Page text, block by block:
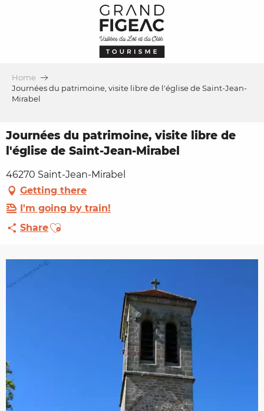
Home
Journées du patrimoine, visite libre de l'église de Saint-Jean-
Mirabel
Journées du patrimoine, visite libre de
l'église de Saint-Jean-Mirabel
46270 Saint-Jean-Mirabel
Getting there
I'm going by train!
ShareAjouter aux favoris